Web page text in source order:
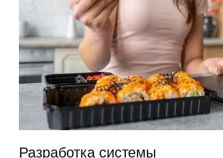
Разработка системы